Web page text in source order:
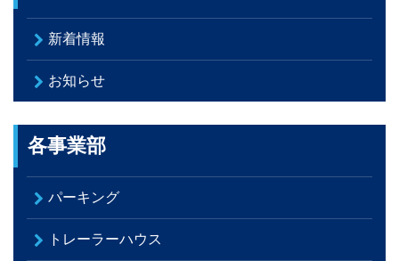
新着情報
お知らせ
各事業部
パーキング
トレーラーハウス